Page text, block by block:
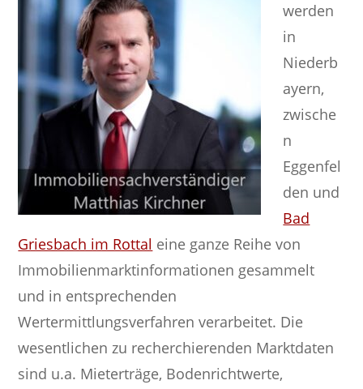
werden
in
Niederb
ayern,
zwische
n
Eggenfel
den und
Bad
Griesbach im Rottal eine ganze Reihe von
Immobilienmarktinformationen gesammelt
und in entsprechenden
Wertermittlungsverfahren verarbeitet. Die
wesentlichen zu recherchierenden Marktdaten
sind u.a. Mieterträge, Bodenrichtwerte,